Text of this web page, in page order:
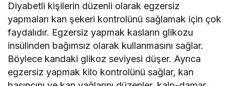
Diyabetli kişilerin düzenli olarak egzersiz
yapmaları kan şekeri kontrolünü sağlamak için çok
faydalıdır. Egzersiz yapmak kasların glikozu
insülinden bağımsız olarak kullanmasını sağlar.
Böylece kandaki glikoz seviyesi düşer. Ayrıca
egzersiz yapmak kilo kontrolünü sağlar, kan